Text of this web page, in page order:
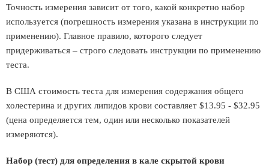
Точность измерения зависит от того, какой конкретно набор
используется (погрешность измерения указана в инструкции по
применению). Главное правило, которого следует
придерживаться – строго следовать инструкции по применению
теста.
В США стоимость теста для измерения содержания общего
холестерина и других липидов крови составляет $13.95 - $32.95
(цена определяется тем, один или несколько показателей
измеряются).
Набор (тест) для определения в кале скрытой крови